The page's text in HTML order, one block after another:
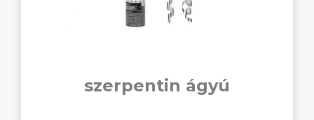
szerpentin ágyú